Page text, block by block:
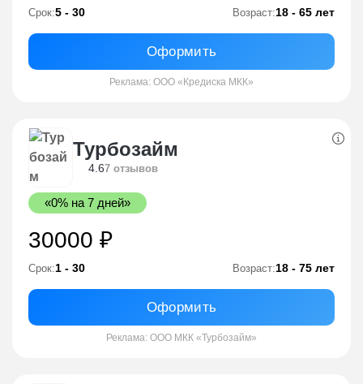
Срок:5 - 30 Возраст:18 - 65 лет
Оформить
Реклама: ООО «Кредиска МКК»
Турбозайм
4.67 отзывов
«0% на 7 дней»
30000 ₽
Срок:1 - 30 Возраст:18 - 75 лет
Оформить
Реклама: ООО МКК «Турбозайм»